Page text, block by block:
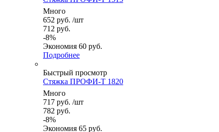
Много
652 руб. /шт
712 руб.
-8%
Экономия 60 руб.
Подробнее
Быстрый просмотр
Стяжка ПРОФИ-Т 1820
Много
717 руб. /шт
782 руб.
-8%
Экономия 65 руб.